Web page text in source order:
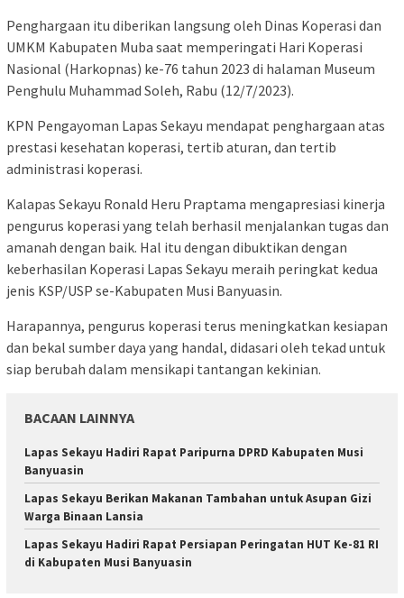
Penghargaan itu diberikan langsung oleh Dinas Koperasi dan
UMKM Kabupaten Muba saat memperingati Hari Koperasi
Nasional (Harkopnas) ke-76 tahun 2023 di halaman Museum
Penghulu Muhammad Soleh, Rabu (12/7/2023).
KPN Pengayoman Lapas Sekayu mendapat penghargaan atas
prestasi kesehatan koperasi, tertib aturan, dan tertib
administrasi koperasi.
Kalapas Sekayu Ronald Heru Praptama mengapresiasi kinerja
pengurus koperasi yang telah berhasil menjalankan tugas dan
amanah dengan baik. Hal itu dengan dibuktikan dengan
keberhasilan Koperasi Lapas Sekayu meraih peringkat kedua
jenis KSP/USP se-Kabupaten Musi Banyuasin.
Harapannya, pengurus koperasi terus meningkatkan kesiapan
dan bekal sumber daya yang handal, didasari oleh tekad untuk
siap berubah dalam mensikapi tantangan kekinian.
BACAAN LAINNYA
Lapas Sekayu Hadiri Rapat Paripurna DPRD Kabupaten Musi
Banyuasin
Lapas Sekayu Berikan Makanan Tambahan untuk Asupan Gizi
Warga Binaan Lansia
Lapas Sekayu Hadiri Rapat Persiapan Peringatan HUT Ke-81 RI
di Kabupaten Musi Banyuasin